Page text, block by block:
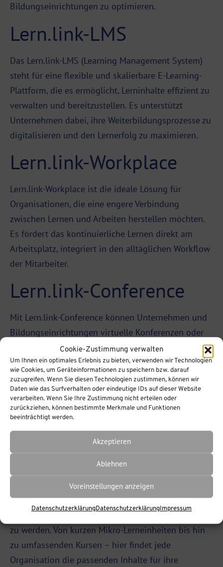
Cookie-Zustimmung verwalten
Um Ihnen ein optimales Erlebnis zu bieten, verwenden wir Technologien
wie Cookies, um Geräteinformationen zu speichern bzw. darauf
zuzugreifen. Wenn Sie diesen Technologien zustimmen, können wir
Daten wie das Surfverhalten oder eindeutige IDs auf dieser Website
verarbeiten. Wenn Sie Ihre Zustimmung nicht erteilen oder
zurückziehen, können bestimmte Merkmale und Funktionen
beeinträchtigt werden.
Akzeptieren
Ablehnen
Voreinstellungen anzeigen
DatenschutzerklärungDatenschutzerklärungImpressum
Bildungseinrichtungen zu optimieren.
Lern.link-LMS
Das Lern.link-LMS (Learning Management System)
steht für eine flexible und skalierbare E-Learning-
Plattform, die es ermöglicht, Lerninhalte effizient zu
verwalten und bereitzustellen. Es unterstützt
Unternehmen dabei, ihre Weiterbildungsprozesse zu
digitalisieren und den Lernerfolg zu maximieren.
Lern.link-Workplace
Lern.link-Workplace ist die ideale Lösung für
Organisationen, die eine engere Verbindung
zwischen Lernen und Arbeiten herstellen möchten.
Es fördert das kontinuierliche Lernen direkt am
Arbeitsplatz, integriert in den alltäglichen Workflow
der Mitarbeiter.
Lern.link-Conference
Mit Lern.link-Conference können Unternehmen und
Bildungseinrichtungen virtuelle Konferenzen oder
Workshops durchführen. Dieses Tool ist besonders
wertvoll für den Wissensaustausch und die
Vernetzung, gerade in Zeiten, in denen physische
Treffen nicht immer möglich sind.
Lern.link-Content
Die Lern.link-Content Auswahl bietet ein
umfangreiches Repertoire an digitalen Lerninhalten,
die speziell dafür konzipiert sind, den
Anforderungen moderner Lernumgebungen gerecht
zu werden. Von kurzen Mikro-Lerneinheiten bis hin
zu umfassenden Kursen – hier findet jede
Organisation die passenden Inhalte für ihre